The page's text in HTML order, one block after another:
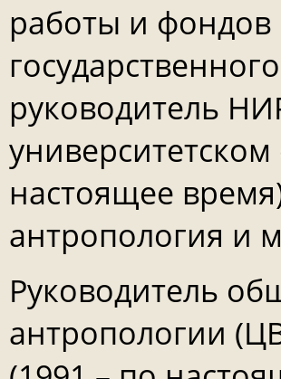
работы и
руководитель
настоящее
антропология и
Руководитель
антропологии